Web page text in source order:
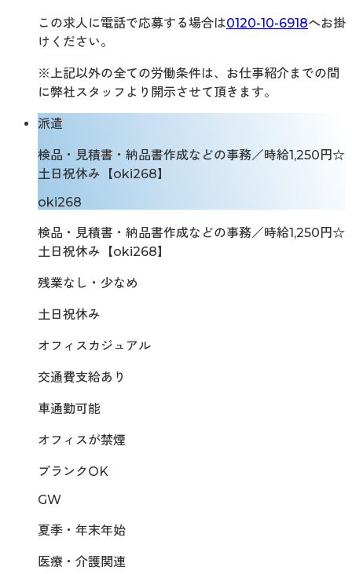
この求人に電話で応募する場合は0120-10-6918へお掛
けください。
※上記以外の全ての労働条件は、お仕事紹介までの間
に弊社スタッフより開示させて頂きます。
派遣
検品・見積書・納品書作成などの事務／時給1,250円☆
土日祝休み【oki268】
oki268
検品・見積書・納品書作成などの事務／時給1,250円☆
土日祝休み【oki268】
残業なし・少なめ
土日祝休み
オフィスカジュアル
交通費支給あり
車通勤可能
オフィスが禁煙
ブランクOK
GW
夏季・年末年始
医療・介護関連